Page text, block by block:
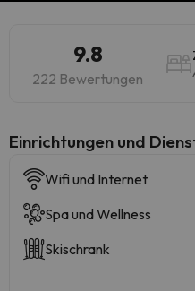
9.8
222 Bewertungen
​Einrichtungen und
Wifi und Internet
Spa und Wellness
Skischrank